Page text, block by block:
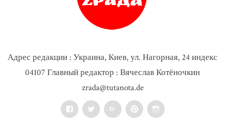
Адрес редакции : Украина, Киев, ул. Нагорная, 24 индекс
04107 Главный редактор : Вячеслав Котёночкин
zrada@tutanota.de
FacebookTwitter Google+PinterestInstagram